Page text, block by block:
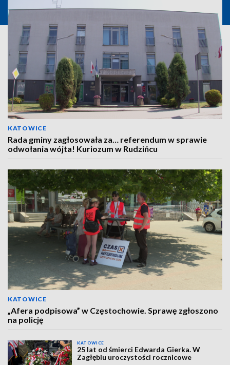
KATOWICE
Rada gminy zagłosowała za… referendum w sprawie
odwołania wójta! Kuriozum w Rudzińcu
KATOWICE
„Afera podpisowa” w Częstochowie. Sprawę zgłoszono
na policję
KATOWICE
25 lat od śmierci Edwarda Gierka. W
Zagłębiu uroczystości rocznicowe